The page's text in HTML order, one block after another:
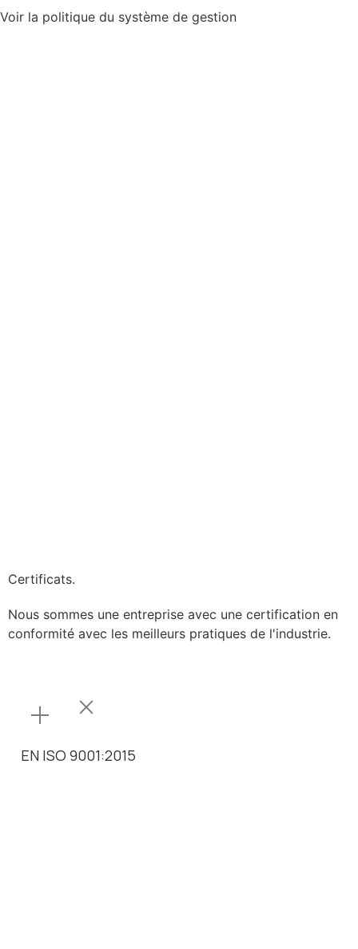
Voir la politique du système de gestion
Certificats.
Nous sommes une entreprise avec une certification en
conformité avec les meilleurs pratiques de l'industrie.
EN ISO 9001:2015